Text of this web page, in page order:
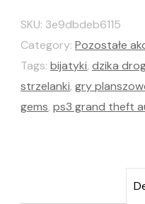
SKU: 3e9dbdeb6115
Category: Pozostałe
Tags: bijatyki, dzika
strzelanki, gry
gems, ps3 grand theft